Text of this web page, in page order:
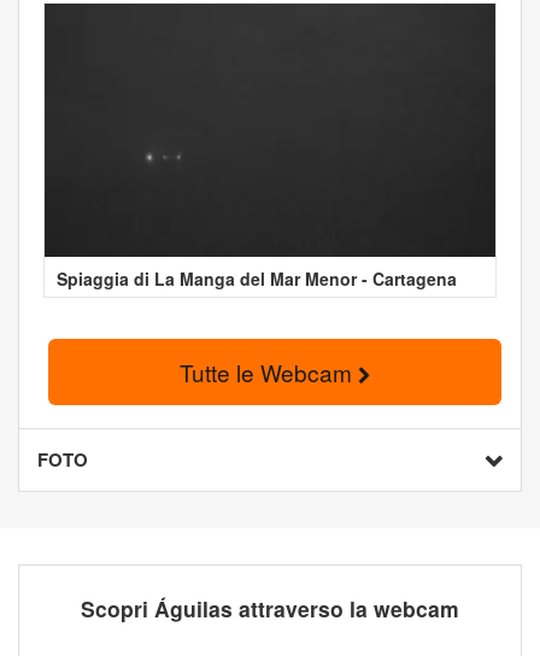
Spiaggia di La Manga del Mar Menor - Cartagena
Tutte le Webcam
FOTO
Scopri Águilas attraverso la webcam